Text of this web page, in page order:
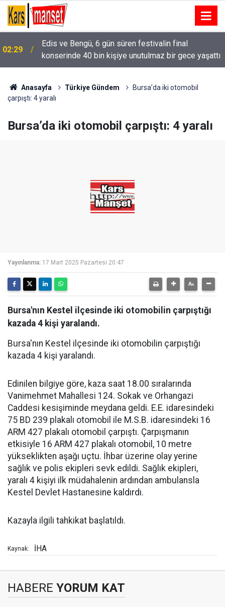
02:29
Edis ve Bengü, 6 gün süren festivalin final
konserinde 40 bin kişiye unutulmaz bir gece yaşattı
02:15
Alkolmetreyi üflemeyi reddeden sürücüye 350 bin
TL ceza
Anasayfa Türkiye Gündem
Bursa’da iki otomobil
çarpıştı: 4 yaralı
Bursa’da iki otomobil çarpıştı: 4 yaralı
Yayınlanma: 17 Mart 2025 Pazartesi 20:47
Bursa'nın Kestel ilçesinde iki otomobilin çarpıştığı
kazada 4 kişi yaralandı.
Bursa'nın Kestel ilçesinde iki otomobilin çarpıştığı
kazada 4 kişi yaralandı.
Edinilen bilgiye göre, kaza saat 18.00 sıralarında
Vanimehmet Mahallesi 124. Sokak ve Orhangazi
Caddesi kesişiminde meydana geldi. E.E. idaresindeki
75 BD 239 plakalı otomobil ile M.S.B. idaresindeki 16
ARM 427 plakalı otomobil çarpıştı. Çarpışmanın
etkisiyle 16 ARM 427 plakalı otomobil, 10 metre
yükseklikten aşağı uçtu. İhbar üzerine olay yerine
sağlık ve polis ekipleri sevk edildi. Sağlık ekipleri,
yaralı 4 kişiyi ilk müdahalenin ardından ambulansla
Kestel Devlet Hastanesine kaldırdı.
Kazayla ilgili tahkikat başlatıldı.
Kaynak: İHA
HABERE YORUM KAT